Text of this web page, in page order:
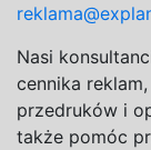
Nasi
cennika
przedruków i
także pomóc